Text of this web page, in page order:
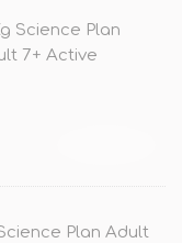
Science Plan
7+ Active
Plan Adult